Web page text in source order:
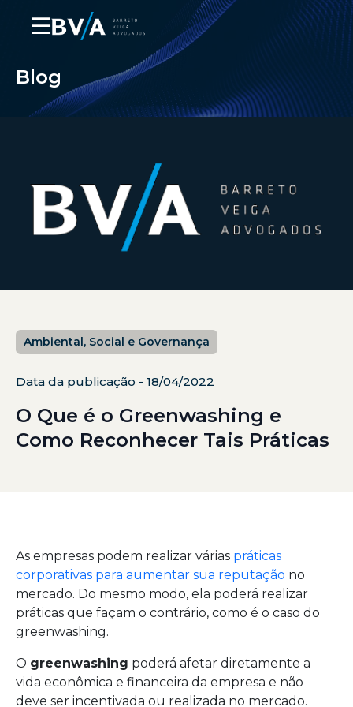
☰
Blog
Ambiental, Social e Governança
Data da publicação - 18/04/2022
O Que é o Greenwashing e
Como Reconhecer Tais Práticas
As empresas podem realizar várias práticas
corporativas para aumentar sua reputação no
mercado. Do mesmo modo, ela poderá realizar
práticas que façam o contrário, como é o caso do
greenwashing.
O greenwashing poderá afetar diretamente a
vida econômica e financeira da empresa e não
deve ser incentivada ou realizada no mercado.